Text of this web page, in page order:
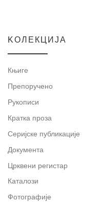
KOЛЕКЦИЈА
Књиге
Препоручено
Рукописи
Кратка проза
Серијске публикације
Документа
Црквени регистар
Каталози
Фотографије